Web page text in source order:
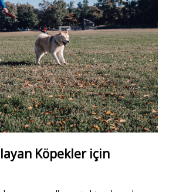
Köpekler için